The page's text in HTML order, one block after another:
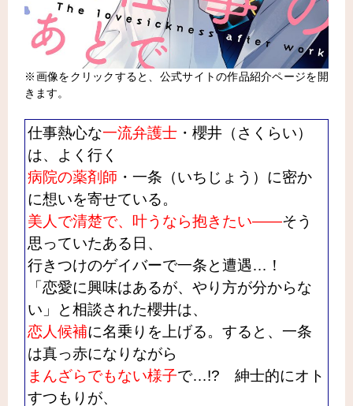
※画像をクリックすると、公式サイトの作品紹介ページを開
きます。
仕事熱心な一流弁護士 ・櫻井（さくらい）
は、よく行く
病院の薬剤師 ・一条（いちじょう）に密か
に想いを寄せている。
美人で清楚で、叶うなら抱きたい――そう
思っていたある日、
行きつけのゲイバーで一条と遭遇…！
「恋愛に興味はあるが、やり方が分からな
い」と相談された櫻井は、
恋人候補に名乗りを上げる。すると、一条
は真っ赤になりながら
まんざらでもない様子で…!? 紳士的にオト
すつもりが、